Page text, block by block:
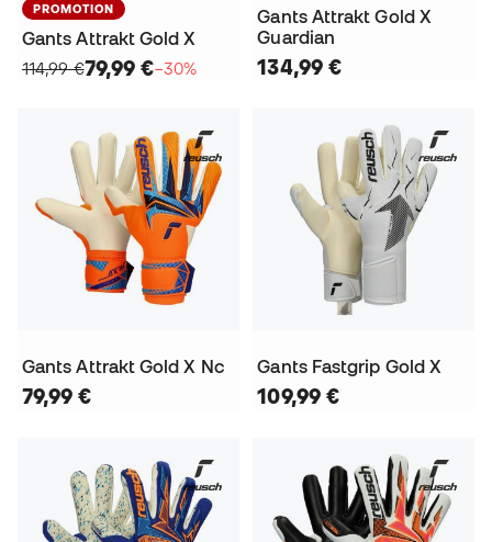
PROMOTION
Gants Attrakt Gold X
114,99 €79,99 €−30%
Gants Attrakt Gold X
Guardian
134,99 €
Gants Attrakt Gold X Nc
79,99 €
Gants Fastgrip Gold X
109,99 €